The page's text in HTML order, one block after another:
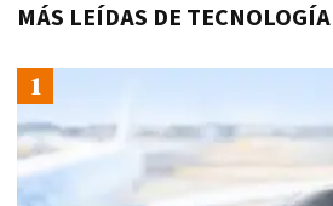
MÁS LEÍDAS DE TECNOLOGÍA